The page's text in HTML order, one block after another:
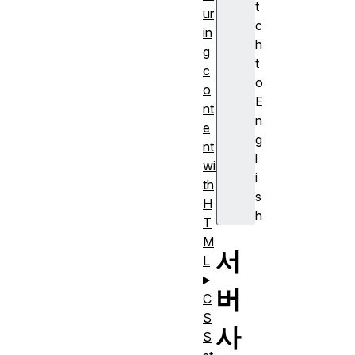
t
c
h
t
o
E
n
g
l
i
s
h
서
버
사
ur
in
g
c
o
nt
e
nt
wi
th
H
T
M
L
C
S
S